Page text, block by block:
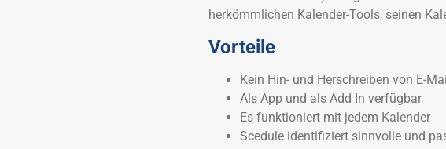
herkömmlichen Kalender-Tools, seinen
Vorteile
Kein Hin- und Herschreiben von E-
Als App und als Add In verfügbar
Es funktioniert mit jedem Kalender
Scedule identifiziert sinnvolle und